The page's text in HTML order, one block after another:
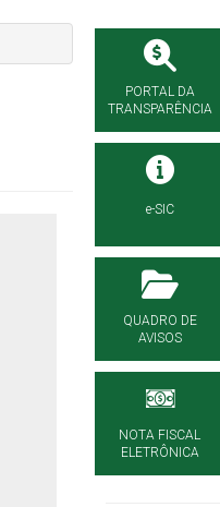
PORTAL DA
TRANSPARÊNCIA
e-SIC
QUADRO DE
AVISOS
NOTA FISCAL
ELETRÔNICA